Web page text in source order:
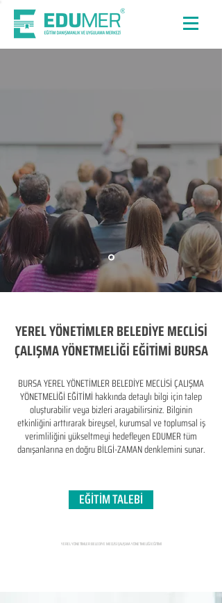
YEREL YÖNETİMLER BELEDİYE MECLİSİ
ÇALIŞMA YÖNETMELİĞİ EĞİTİMİ BURSA
BURSA YEREL YÖNETİMLER BELEDİYE MECLİSİ ÇALIŞMA
YÖNETMELİĞİ EĞİTİMİ hakkında detaylı bilgi için talep
oluşturabilir veya bizleri arayabilirsiniz. Bilginin
etkinliğini arttırarak bireysel, kurumsal ve toplumsal iş
verimliliğini yükseltmeyi hedefleyen​ EDUMER tüm
danışanlarına en doğru BİLGİ-ZAMAN denklemini sunar.
EĞİTİM TALEBİ
YEREL YÖNETİMLER BELEDİYE MECLİSİ ÇALIŞMA YÖNETMELİĞİ EĞİTİMİ